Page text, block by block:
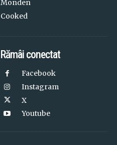
Monden
Cooked
Rămâi conectat
Facebook
Instagram
X
Youtube